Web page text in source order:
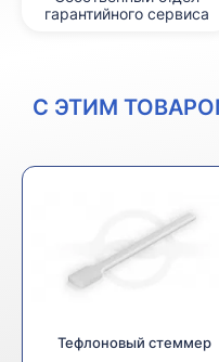
гарантийного сервиса
С ЭТИМ
Тефлоновый стеммер